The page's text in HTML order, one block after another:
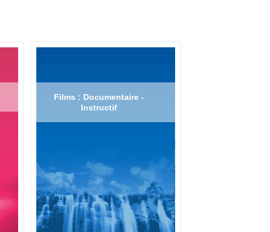
Films : Documentaire -
Instructif